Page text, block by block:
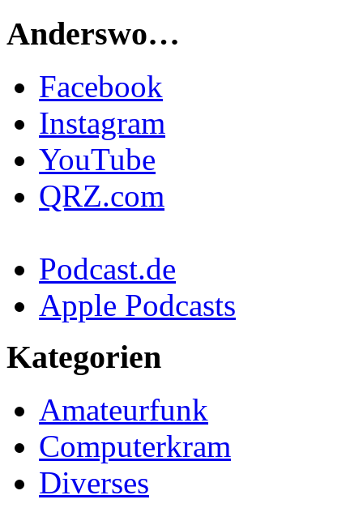
Anderswo…
Facebook
Instagram
YouTube
QRZ.com
Podcast.de
Apple Podcasts
Kategorien
Amateurfunk
Computerkram
Diverses